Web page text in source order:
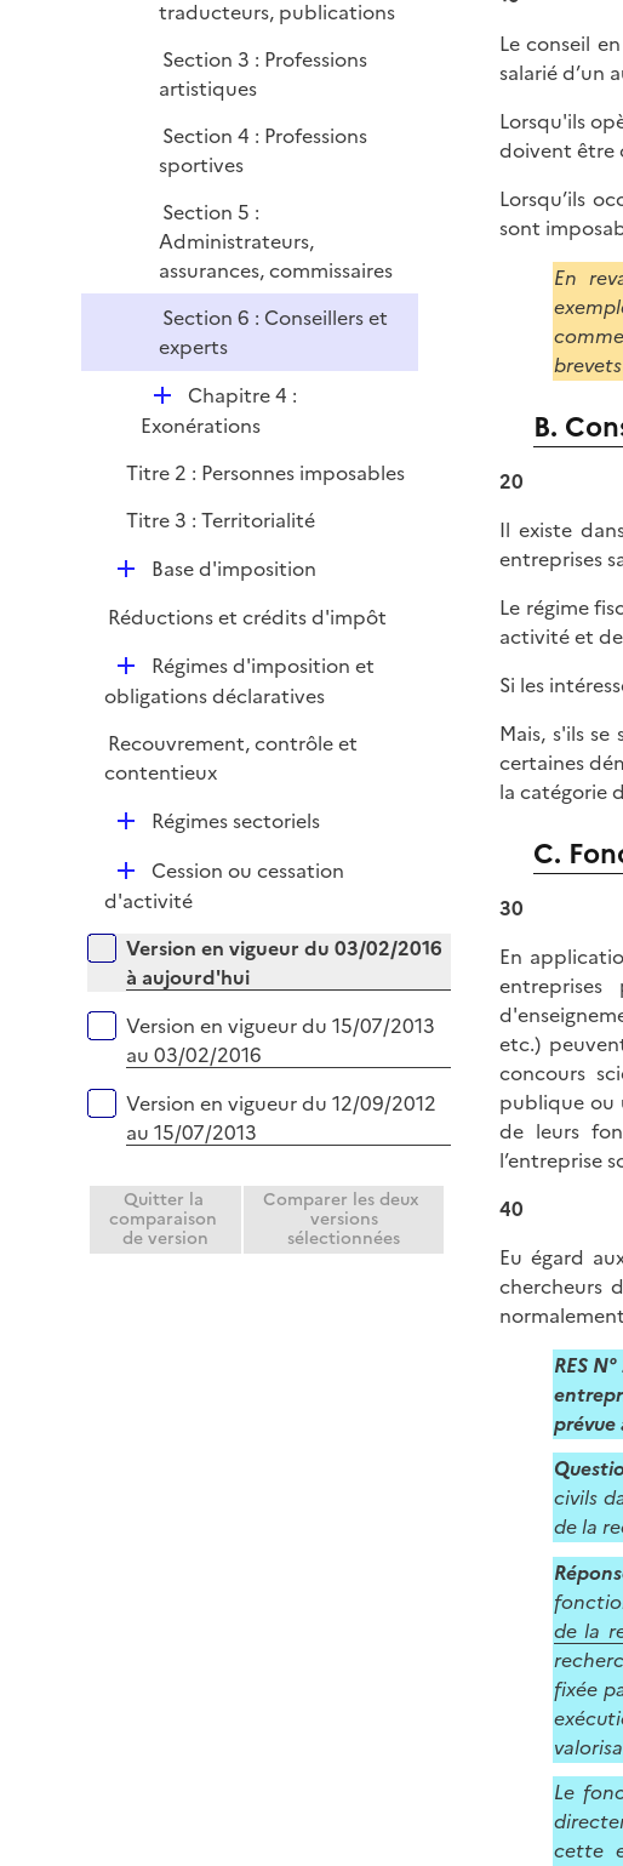
traducteurs, publications
Section 3 : Professions
artistiques
Section 4 : Professions
sportives
Section 5 :
Administrateurs,
assurances, commissaires
Section 6 : Conseillers et
experts
D
é
l
i
r
Chapitre 4 :
Exonérations
Titre 2 : Personnes imposables
Titre 3 : Territorialité
D
p
e
r
Base d'imposition
Réductions et crédits d'impôt
D
é
l
i
Régimes d'imposition et
obligations déclaratives
Recouvrement, contrôle et
contentieux
D
l
i
e
r
Régimes sectoriels
D
é
l
i
e
Cession ou cessation
d'activité
Versions sur la période
Version en vigueur du 03/02/2016
à aujourd'hui
Version en vigueur du 15/07/2013
au 03/02/2016
Version en vigueur du 12/09/2012
au 15/07/2013
Quitter la
comparaison
de version
Comparer les deux
versions
sélectionnées
Le conseil
salarié d’un
Lorsqu'ils
doivent être
Lorsqu’ils
sont
En
B.
20
Il existe
entreprises
Le régime
activité et
Si les
Mais, s'ils
certaines
la catégorie
C.
30
En
etc.)
concours
publique ou
de leurs
l’entreprise
40
Eu égard
chercheurs
RES
prévue
civils
de la
de la
fixée
Le
cette